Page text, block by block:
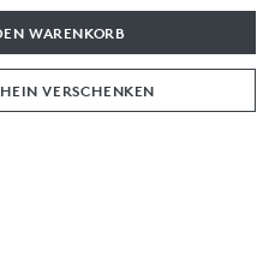
WARENKORB
VERSCHENKEN